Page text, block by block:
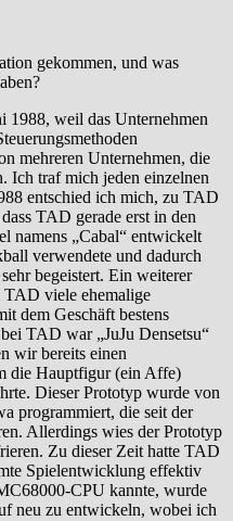
gekommen, und was
1988, weil das Unternehmen
mehreren Unternehmen, die
Ich traf mich jeden einzelnen
entschied ich mich, zu TAD
TAD gerade erst in den
namens „Cabal“ entwickelt
verwendete und dadurch
begeistert. Ein weiterer
TAD viele ehemalige
dem Geschäft bestens
TAD war „JuJu Densetsu“
wir bereits einen
die Hauptfigur (ein Affe)
Dieser Prototyp wurde von
programmiert, die seit der
Allerdings wies der Prototyp
Zu dieser Zeit hatte TAD
Spielentwicklung effektiv
CPU kannte, wurde
neu zu entwickeln, wobei ich